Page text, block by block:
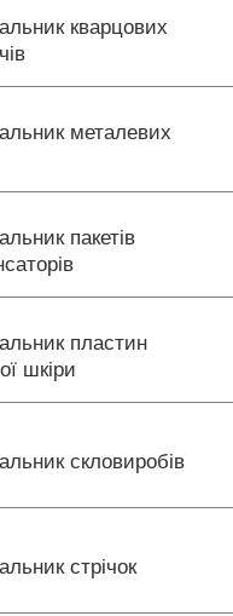
кварцових
металевих
пакетів
пластин
шкіри
скловиробів
стрічок